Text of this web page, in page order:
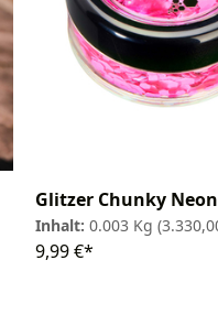
Glitzer Chunky Neon
Inhalt: 0.003 Kg
9,99 €*